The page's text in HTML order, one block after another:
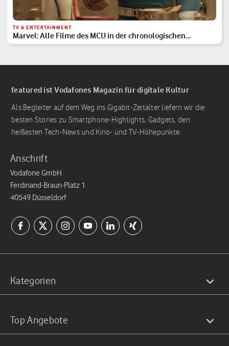
TV & ENTERTAINMENT
Marvel: Alle Filme des MCU in der chronologischen
Reihenfolge
featured ist Vodafones Magazin für digitale Kultur
Als Begleiter auf dem Weg ins Gigabit-Zeitalter liefern wir die
besten Stories zu Smartphone-Highlights, Gadgets, den
heißesten Tech-News und Kino- und TV-Höhepunkte.
Anschrift
Vodafone GmbH
Ferdinand-Braun-Platz 1
40549 Düsseldorf
Kategorien
Top Angebote